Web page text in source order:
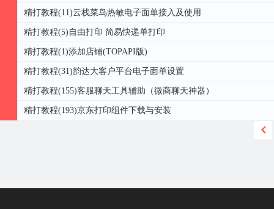
精打教程(11)云栈菜鸟热敏电子面单接入及使用
精打教程(5)自由打印 简易快递单打印
精打教程(1)添加店铺(TOPAPI版)
精打教程(31)韵达大客户平台电子面单设置
精打教程(155)客服聊天工具辅助（微商聊天神器）
精打教程(193)京东打印组件下载与安装